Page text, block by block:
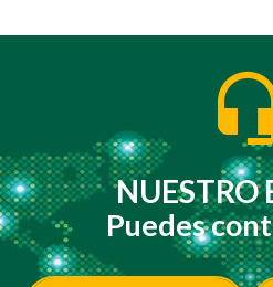
NUESTRO
Puedes